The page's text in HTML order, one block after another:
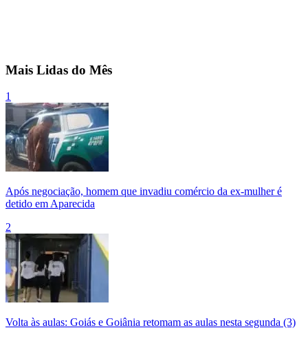
Mais Lidas do Mês
1
Após negociação, homem que invadiu comércio da ex-mulher é
detido em Aparecida
2
Volta às aulas: Goiás e Goiânia retomam as aulas nesta segunda (3)